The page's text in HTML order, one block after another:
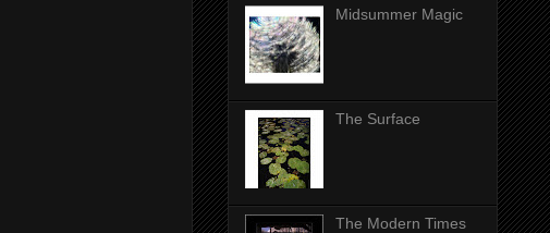
Midsummer Magic
The Surface
The Modern Times